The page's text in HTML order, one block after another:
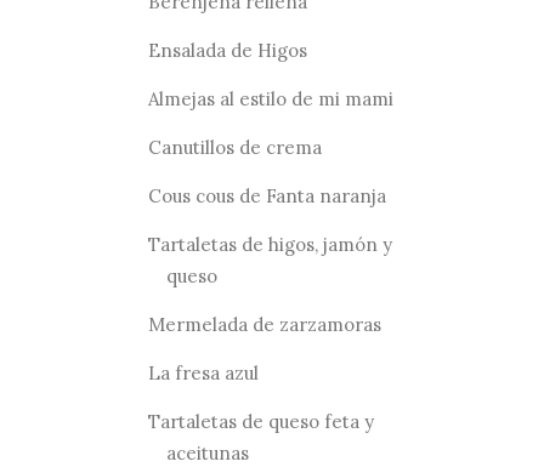
Ensalada de Higos
Almejas al estilo de mi mami
Canutillos de crema
Cous cous de Fanta naranja
Tartaletas de higos, jamón y
queso
Mermelada de zarzamoras
La fresa azul
Tartaletas de queso feta y
aceitunas